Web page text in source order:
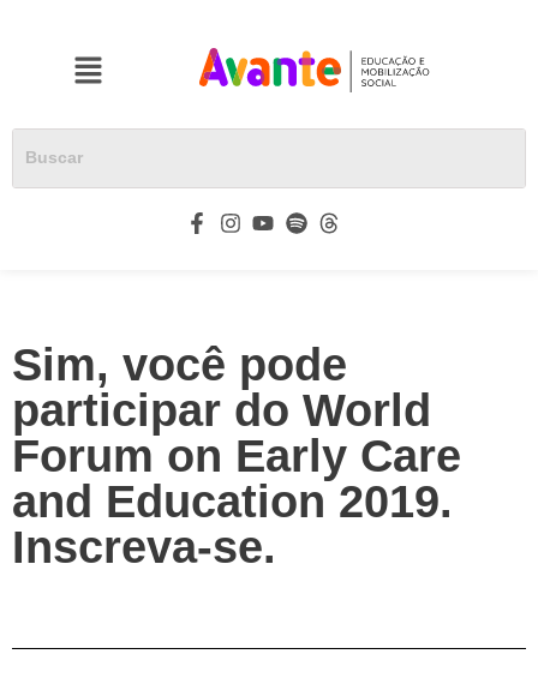
Sim, você pode
participar do World
Forum on Early Care
and Education 2019.
Inscreva-se.